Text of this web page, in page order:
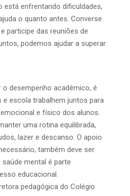
está enfrentando dificuldades,
o quanto antes. Converse
participe das reuniões de
podemos ajudar a superar
desempenho acadêmico, é
e escola trabalhem juntos para
e físico dos alunos.
uma rotina equilibrada,
lazer e descanso. O apoio
também deve ser
mental é parte
educacional.
pedagógica do Colégio